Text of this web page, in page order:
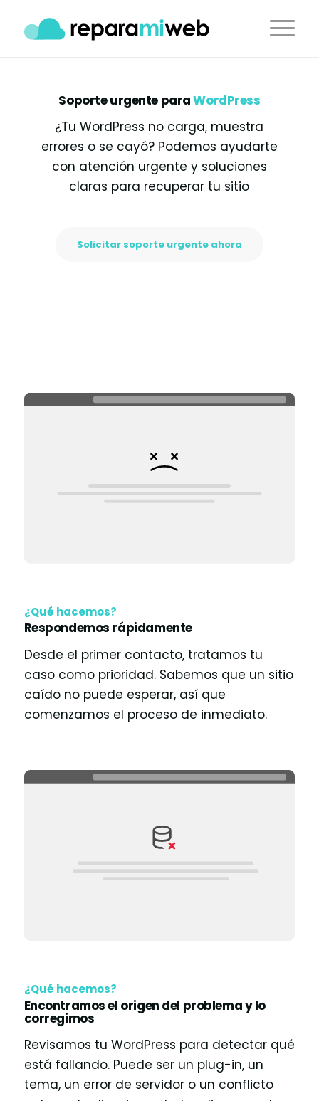
Soporte urgente paraWordPress
¿Tu WordPress no carga, muestra
errores o se cayó? Podemos ayudarte
con atención urgente y soluciones
claras para recuperar tu sitio
Solicitar soporte urgente ahora
¿Qué hacemos?
Respondemos rápidamente
Desde el primer contacto, tratamos tu
caso como prioridad. Sabemos que un sitio
caído no puede esperar, así que
comenzamos el proceso de inmediato.
¿Qué hacemos?
Encontramos el origen del problema y lo
corregimos
Revisamos tu WordPress para detectar qué
está fallando. Puede ser un plug-in, un
tema, un error de servidor o un conflicto